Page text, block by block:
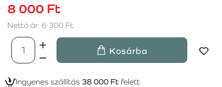
8 000 Ft
Nettó ár: 6 300 Ft
Kosárba
Ingyenes szállítás 38 000 Ft felett